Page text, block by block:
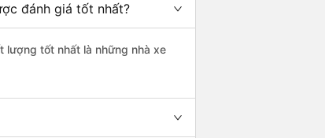
đánh giá tốt nhất?
lượng tốt nhất là những nhà xe